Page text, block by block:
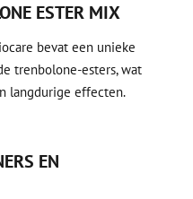
ESTER MIX
bevat een unieke
trenbolone-esters, wat
langdurige effecten.
EN